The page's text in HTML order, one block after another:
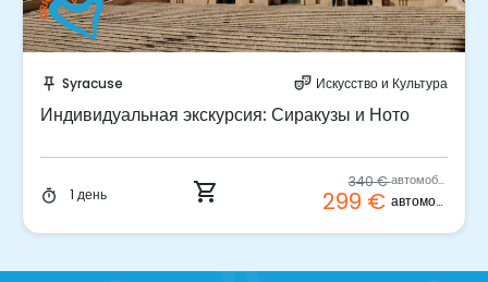
push_pin Syracuse theater_comedy Искусство и Культура
Индивидуальная экскурсия: Сиракузы и Ното
timer 1 день shopping_cart 340 € автомобиль
299 € автомобиль